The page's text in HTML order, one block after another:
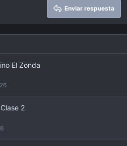
Enviar respuesta
El Zonda
2